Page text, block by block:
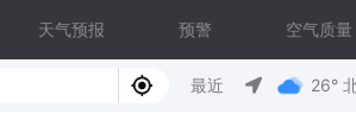
天气预报 预警 空气质量
最近 26°